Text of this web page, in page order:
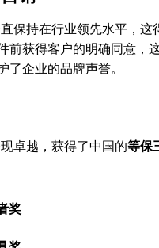
保持在行业领先水平，这
前获得客户的明确同意，
企业的品牌声誉。
卓越，获得了中国的等保
奖